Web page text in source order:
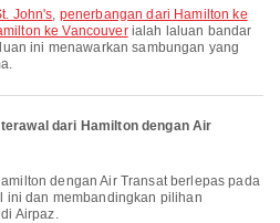
John's, penerbangan dari Hamilton ke
ke Vancouverialah laluan bandar
ini menawarkan sambungan yang
dari Hamilton dengan Air
ini dan membandingkan pilihan
Airpaz.